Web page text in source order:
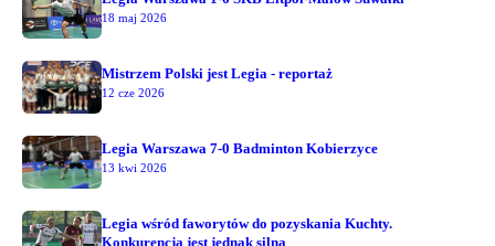
18 maj 2026
Mistrzem Polski jest Legia - reportaż
12 cze 2026
Legia Warszawa 7-0 Badminton Kobierzyce
13 kwi 2026
Legia wśród faworytów do pozyskania Kuchty.
Konkurencja jest jednak silna